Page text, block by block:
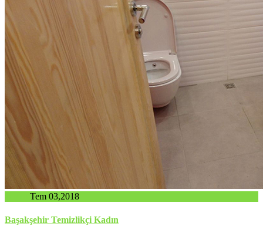
Tem 03,2018
Başakşehir Temizlikçi Kadın